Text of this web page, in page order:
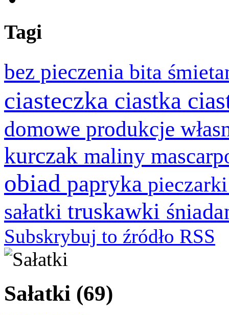
Tagi
bez pieczenia bita
ciasteczka ciastka
domowe produkcje
kurczak maliny
obiad papryka
sałatki truskawki
Subskrybuj to źródło RSS
Sałatki (69)